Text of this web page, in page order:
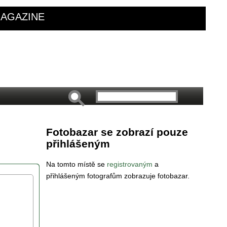
Fotobazar se zobrazí pouze
přihlášeným
Na tomto místě se registrovaným a
přihlášeným fotografům zobrazuje fotobazar.